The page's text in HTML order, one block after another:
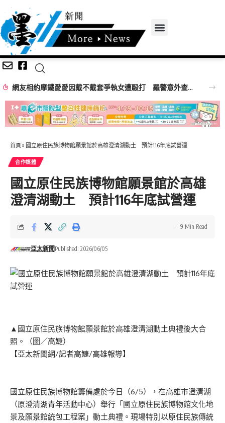
網友相約摩鐵愛愛因戴不戴套爭執女遭毆打 羅警意外查獲改造手槍送辦
首頁 » 國立原住民族博物館願景館於高雄澄清湖動土 預計116年底試營運
合作媒體
國立原住民族博物館願景館於高雄
澄清湖動土 預計116年底試營運
亞太新聞 Published: 2026/06/05
9 Min Read
▲國立原住民族博物館願景館於高雄澄清湖動土典禮後大合
照。（圖／高婕）
【亞太新聞網/記者高婕/高雄報導】
國立原住民族博物館籌備處於今日（6/5），在高雄市澄清湖
（原澄清湖青年活動中心）舉行「國立原住民族博物館文化地
景及願景館統包工程案」動土典禮。現場特別以原住民族傳統